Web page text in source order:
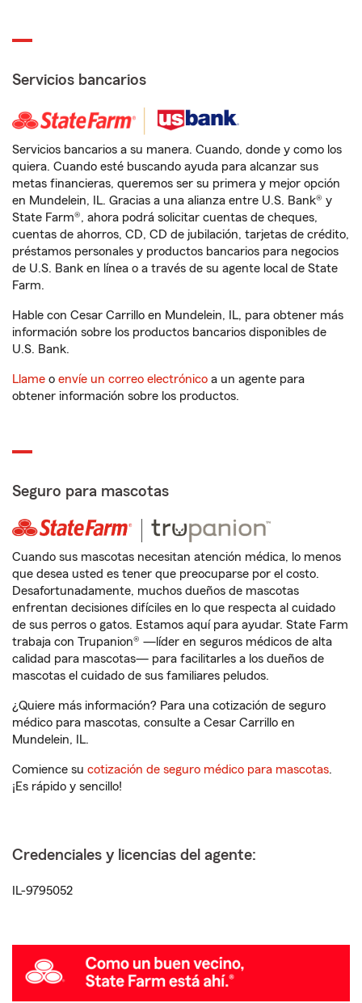
Servicios bancarios
Servicios bancarios a su manera. Cuando, donde y como los
quiera. Cuando esté buscando ayuda para alcanzar sus
metas financieras, queremos ser su primera y mejor opción
en Mundelein, IL. Gracias a una alianza entre U.S. Bank® y
State Farm®, ahora podrá solicitar cuentas de cheques,
cuentas de ahorros, CD, CD de jubilación, tarjetas de crédito,
préstamos personales y productos bancarios para negocios
de U.S. Bank en línea o a través de su agente local de State
Farm.
Hable con Cesar Carrillo en Mundelein, IL, para obtener más
información sobre los productos bancarios disponibles de
U.S. Bank.
Llame o envíe un correo electrónico a un agente para
obtener información sobre los productos.
Seguro para mascotas
Cuando sus mascotas necesitan atención médica, lo menos
que desea usted es tener que preocuparse por el costo.
Desafortunadamente, muchos dueños de mascotas
enfrentan decisiones difíciles en lo que respecta al cuidado
de sus perros o gatos. Estamos aquí para ayudar. State Farm
trabaja con Trupanion® —líder en seguros médicos de alta
calidad para mascotas— para facilitarles a los dueños de
mascotas el cuidado de sus familiares peludos.
¿Quiere más información? Para una cotización de seguro
médico para mascotas, consulte a Cesar Carrillo en
Mundelein, IL.
Comience su cotización de seguro médico para mascotas.
¡Es rápido y sencillo!
Credenciales y licencias del agente:
IL-9795052